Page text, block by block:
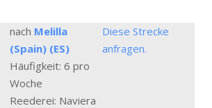
nach Melilla
(Spain) (ES)
Diese Strecke
anfragen.
Häufigkeit: 6 pro
Woche
Reederei: Naviera